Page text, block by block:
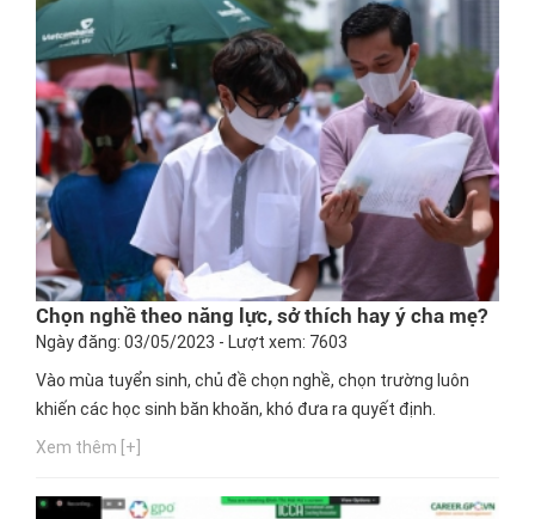
Chọn nghề theo năng lực, sở thích hay ý cha mẹ?
Ngày đăng: 03/05/2023 - Lượt xem: 7603
Vào mùa tuyển sinh, chủ đề chọn nghề, chọn trường luôn
khiến các học sinh băn khoăn, khó đưa ra quyết định.
Xem thêm [+]